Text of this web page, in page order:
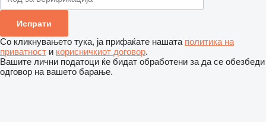
Со кликнувањето тука, ја прифаќате нашата политика на
приватност и корисничкиот договор.
Вашите лични податоци ќе бидат обработени за да се обезбеди
одговор на вашето барање.